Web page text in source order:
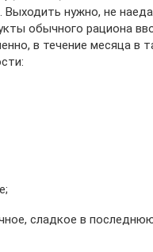
Выходить нужно, не
обычного рациона
в течение месяца в
сладкое в